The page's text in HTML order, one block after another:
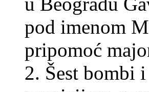
pod imenom
pripomoć
2. Šest bombi